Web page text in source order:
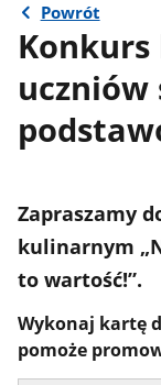
Powrót
uczniów
Zapraszamy
kulinarnym
to wartość!”.
Wykonaj kartę
pomoże